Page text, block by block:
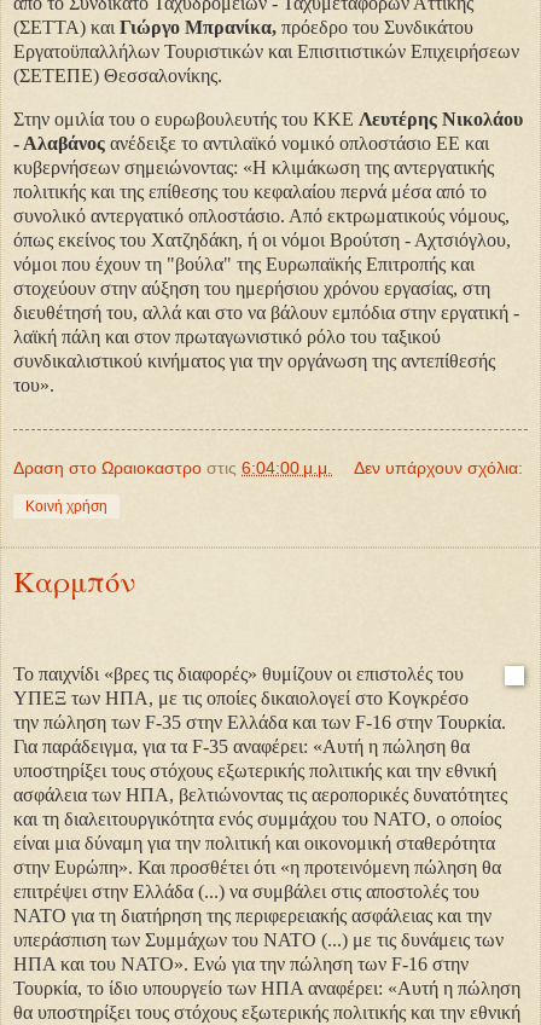
(ΣΕΤΤΑ) και Γιώργο Μπρανίκα, πρόεδρο του Συνδικάτου
Εργατοϋπαλλήλων Τουριστικών και Επισιτιστικών Επιχειρήσεων
(ΣΕΤΕΠΕ) Θεσσαλονίκης.
Στην ομιλία του ο ευρωβουλευτής του ΚΚΕ Λευτέρης Νικολάου
- Αλαβάνος ανέδειξε το αντιλαϊκό νομικό οπλοστάσιο ΕΕ και
κυβερνήσεων σημειώνοντας: «Η κλιμάκωση της αντεργατικής
πολιτικής και της επίθεσης του κεφαλαίου περνά μέσα από το
συνολικό αντεργατικό οπλοστάσιο. Από εκτρωματικούς νόμους,
όπως εκείνος του Χατζηδάκη, ή οι νόμοι Βρούτση - Αχτσιόγλου,
νόμοι που έχουν τη "βούλα" της Ευρωπαϊκής Επιτροπής και
στοχεύουν στην αύξηση του ημερήσιου χρόνου εργασίας, στη
διευθέτησή του, αλλά και στο να βάλουν εμπόδια στην εργατική -
λαϊκή πάλη και στον πρωταγωνιστικό ρόλο του ταξικού
συνδικαλιστικού κινήματος για την οργάνωση της αντεπίθεσής
του».
Δραση στο Ωραιοκαστρο στις 6:04:00 μ.μ. Δεν υπάρχουν σχόλια:
Κοινή χρήση
Καρμπόν
Το παιχνίδι «βρες τις διαφορές» θυμίζουν οι επιστολές του
ΥΠΕΞ των ΗΠΑ, με τις οποίες δικαιολογεί στο Κογκρέσο
την πώληση των F-35 στην Ελλάδα και των F-16 στην Τουρκία.
Για παράδειγμα, για τα F-35 αναφέρει: «Αυτή η πώληση θα
υποστηρίξει τους στόχους εξωτερικής πολιτικής και την εθνική
ασφάλεια των ΗΠΑ, βελτιώνοντας τις αεροπορικές δυνατότητες
και τη διαλειτουργικότητα ενός συμμάχου του ΝΑΤΟ, ο οποίος
είναι μια δύναμη για την πολιτική και οικονομική σταθερότητα
στην Ευρώπη». Και προσθέτει ότι «η προτεινόμενη πώληση θα
επιτρέψει στην Ελλάδα (...) να συμβάλει στις αποστολές του
ΝΑΤΟ για τη διατήρηση της περιφερειακής ασφάλειας και την
υπεράσπιση των Συμμάχων του ΝΑΤΟ (...) με τις δυνάμεις των
ΗΠΑ και του ΝΑΤΟ». Ενώ για την πώληση των F-16 στην
Τουρκία, το ίδιο υπουργείο των ΗΠΑ αναφέρει: «Αυτή η πώληση
θα υποστηρίξει τους στόχους εξωτερικής πολιτικής και την εθνική